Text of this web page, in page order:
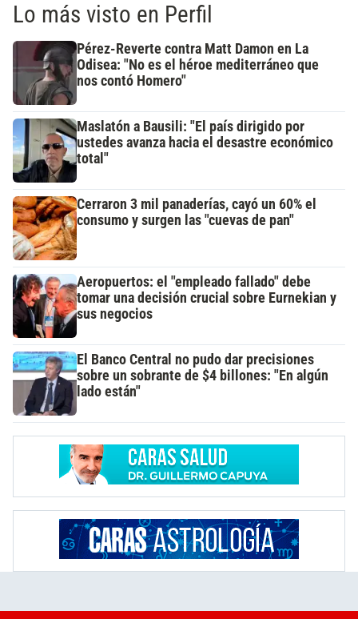
Lo más visto en Perfil
Pérez-Reverte contra Matt Damon en La
Odisea: "No es el héroe mediterráneo que
nos contó Homero"
Maslatón a Bausili: "El país dirigido por
ustedes avanza hacia el desastre económico
total"
Cerraron 3 mil panaderías, cayó un 60% el
consumo y surgen las "cuevas de pan"
Aeropuertos: el "empleado fallado" debe
tomar una decisión crucial sobre Eurnekian y
sus negocios
El Banco Central no pudo dar precisiones
sobre un sobrante de $4 billones: "En algún
lado están"